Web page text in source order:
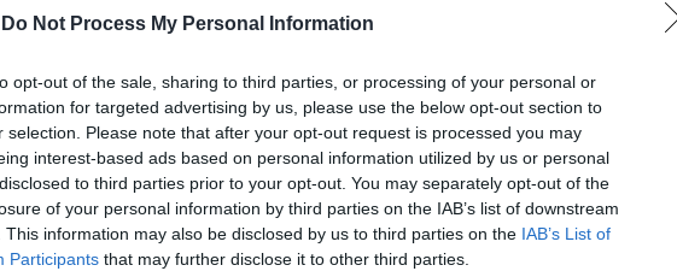
Do Not Process My Personal Information
opt-out of the sale, sharing to third parties, or processing of your personal or
for targeted advertising by us, please use the below opt-out section to
selection. Please note that after your opt-out request is processed you may
interest-based ads based on personal information utilized by us or personal
to third parties prior to your opt-out. You may separately opt-out of the
of your personal information by third parties on the IAB’s list of downstream
This information may also be disclosed by us to third parties on the IAB’s List of
Participants that may further disclose it to other third parties.
ofícios da construção, explorando as técnicas
tradicionais. A iniciativa pretende